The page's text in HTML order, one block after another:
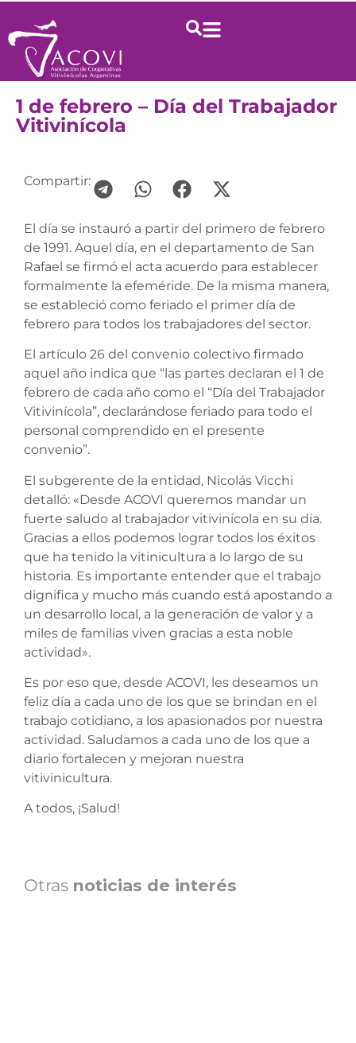
1 de febrero – Día del Trabajador
Vitivinícola
Compartir:
El día se instauró a partir del primero de febrero
de 1991. Aquel día, en el departamento de San
Rafael se firmó el acta acuerdo para establecer
formalmente la efeméride. De la misma manera,
se estableció como feriado el primer día de
febrero para todos los trabajadores del sector.
El artículo 26 del convenio colectivo firmado
aquel año indica que “las partes declaran el 1 de
febrero de cada año como el “Día del Trabajador
Vitivinícola”, declarándose feriado para todo el
personal comprendido en el presente
convenio”.
El subgerente de la entidad, Nicolás Vicchi
detalló: «Desde ACOVI queremos mandar un
fuerte saludo al trabajador vitivinícola en su día.
Gracias a ellos podemos lograr todos los éxitos
que ha tenido la vitinicultura a lo largo de su
historia. Es importante entender que el trabajo
dignifica y mucho más cuando está apostando a
un desarrollo local, a la generación de valor y a
miles de familias viven gracias a esta noble
actividad».
Es por eso que, desde ACOVI, les deseamos un
feliz día a cada uno de los que se brindan en el
trabajo cotidiano, a los apasionados por nuestra
actividad. Saludamos a cada uno de los que a
diario fortalecen y mejoran nuestra
vitivinicultura.
A todos, ¡Salud!
Otras noticias de interés